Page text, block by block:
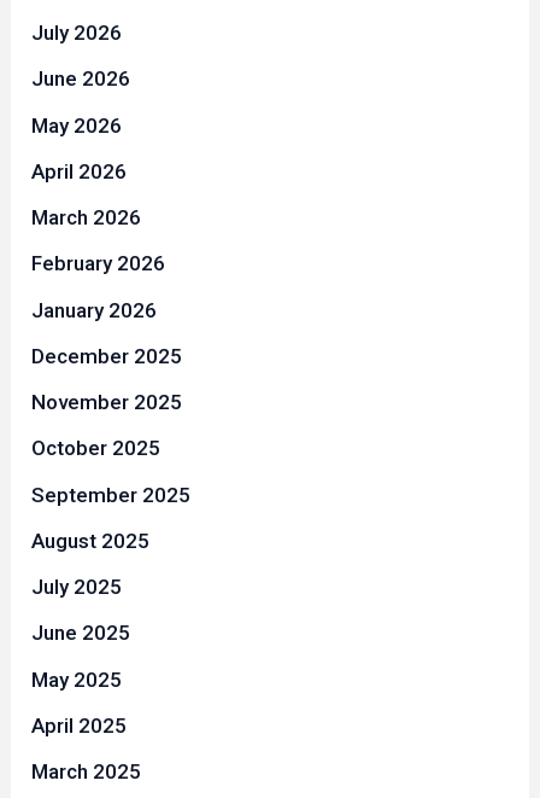
July 2026
June 2026
May 2026
April 2026
March 2026
February 2026
January 2026
December 2025
November 2025
October 2025
September 2025
August 2025
July 2025
June 2025
May 2025
April 2025
March 2025